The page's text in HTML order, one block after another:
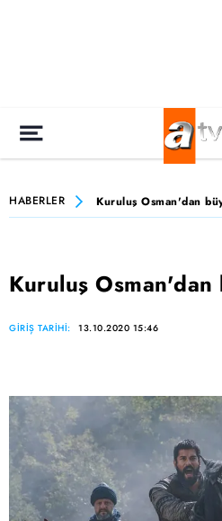
HABERLER Kuruluş Osman'dan
Kuruluş
GİRİŞ TARİHİ: 13.10.2020 15:46